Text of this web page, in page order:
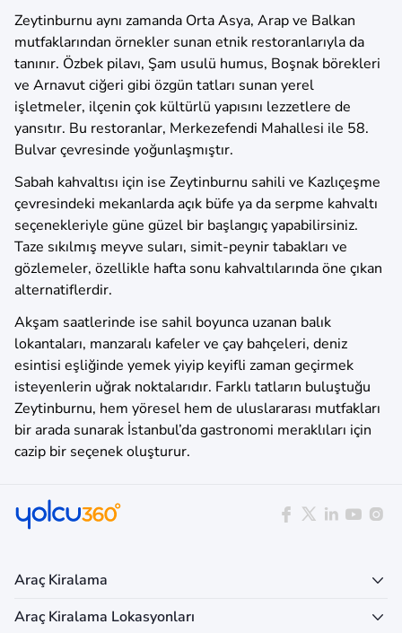
Zeytinburnu aynı zamanda Orta Asya, Arap ve Balkan
mutfaklarından örnekler sunan etnik restoranlarıyla da
tanınır. Özbek pilavı, Şam usulü humus, Boşnak börekleri
ve Arnavut ciğeri gibi özgün tatları sunan yerel
işletmeler, ilçenin çok kültürlü yapısını lezzetlere de
yansıtır. Bu restoranlar, Merkezefendi Mahallesi ile 58.
Bulvar çevresinde yoğunlaşmıştır.
Sabah kahvaltısı için ise Zeytinburnu sahili ve Kazlıçeşme
çevresindeki mekanlarda açık büfe ya da serpme kahvaltı
seçenekleriyle güne güzel bir başlangıç yapabilirsiniz.
Taze sıkılmış meyve suları, simit-peynir tabakları ve
gözlemeler, özellikle hafta sonu kahvaltılarında öne çıkan
alternatiflerdir.
Akşam saatlerinde ise sahil boyunca uzanan balık
lokantaları, manzaralı kafeler ve çay bahçeleri, deniz
esintisi eşliğinde yemek yiyip keyifli zaman geçirmek
isteyenlerin uğrak noktalarıdır. Farklı tatların buluştuğu
Zeytinburnu, hem yöresel hem de uluslararası mutfakları
bir arada sunarak İstanbul’da gastronomi meraklıları için
cazip bir seçenek oluşturur.
Araç Kiralama
Araç Kiralama Lokasyonları